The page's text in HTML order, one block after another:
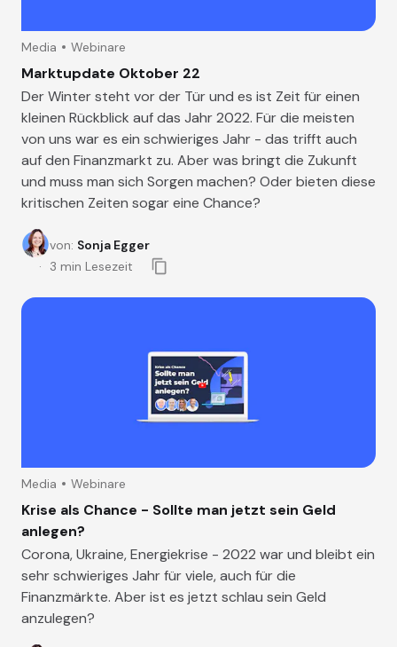
Media Webinare
Marktupdate Oktober 22
Der Winter steht vor der Tür und es ist Zeit für einen
kleinen Rückblick auf das Jahr 2022. Für die meisten
von uns war es ein schwieriges Jahr - das trifft auch
auf den Finanzmarkt zu. Aber was bringt die Zukunft
und muss man sich Sorgen machen? Oder bieten diese
kritischen Zeiten sogar eine Chance?
von: Sonja Egger
3 min Lesezeit
Media Webinare
Krise als Chance - Sollte man jetzt sein Geld
anlegen?
Corona, Ukraine, Energiekrise - 2022 war und bleibt ein
sehr schwieriges Jahr für viele, auch für die
Finanzmärkte. Aber ist es jetzt schlau sein Geld
anzulegen?